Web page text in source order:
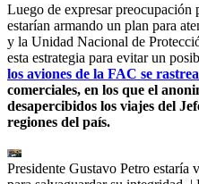
Luego de expresar preocupación
estarían armando un plan para
y la Unidad Nacional de
esta estrategia para evitar un
los aviones de la FAC se
comerciales, en los que el
desapercibidos los viajes del
regiones del país.
Presidente Gustavo Petro estaría